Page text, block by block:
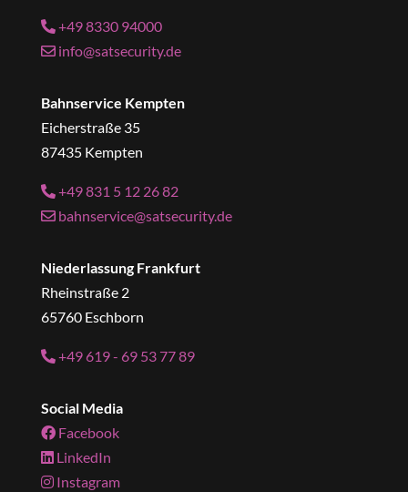
+49 8330 94000
info@satsecurity.de
Bahnservice Kempten
Eicherstraße 35
87435 Kempten
+49 831 5 12 26 82
bahnservice@satsecurity.de
Niederlassung Frankfurt
Rheinstraße 2
65760 Eschborn
+49 619 - 69 53 77 89
Social Media
Facebook
LinkedIn
Instagram